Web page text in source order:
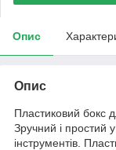
Опис
Опис
Пластиковий бокс
Зручний і простий
інструментів.